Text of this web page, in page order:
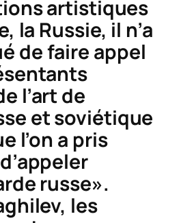
artistiques
la Russie, il n’a
de faire appel
l’art de
et soviétique
l’on a pris
russe».
les